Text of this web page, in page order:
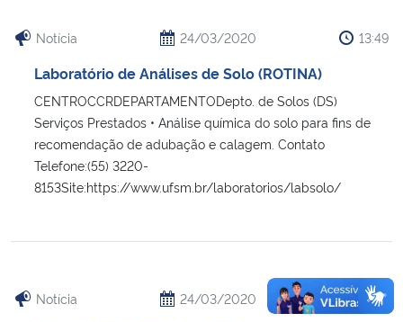
Notícia 24/03/2020 13:49
Laboratório de Análises de Solo (ROTINA)
CENTROCCRDEPARTAMENTODepto. de Solos (DS)
Serviços Prestados • Análise química do solo para fins de
recomendação de adubação e calagem. Contato
Telefone:(55) 3220-
8153Site:https://www.ufsm.br/laboratorios/labsolo/
Notícia 24/03/2020 13:45